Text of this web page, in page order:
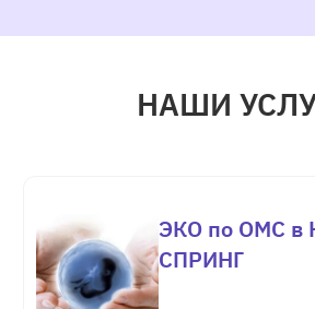
НАШИ
ЭКО по ОМС в
СПРИНГ